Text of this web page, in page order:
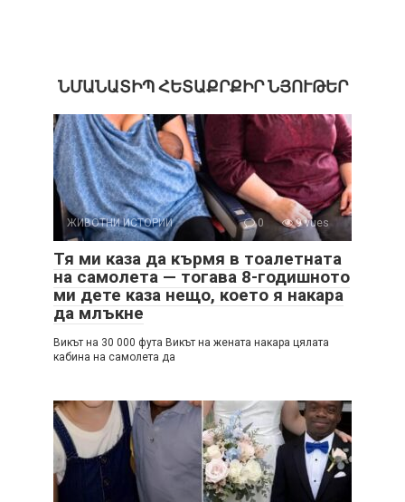
ՆՄԱՆԱՏԻՊ ՀԵՏԱՔՐՔԻՐ ՆՅՈՒԹԵՐ
ЖИВОТНИ ИСТОРИИ 0 9 vues
Тя ми каза да кърмя в тоалетната
на самолета — тогава 8-годишното
ми дете каза нещо, което я накара
да млъкне
Викът на 30 000 фута Викът на жената накара цялата
кабина на самолета да